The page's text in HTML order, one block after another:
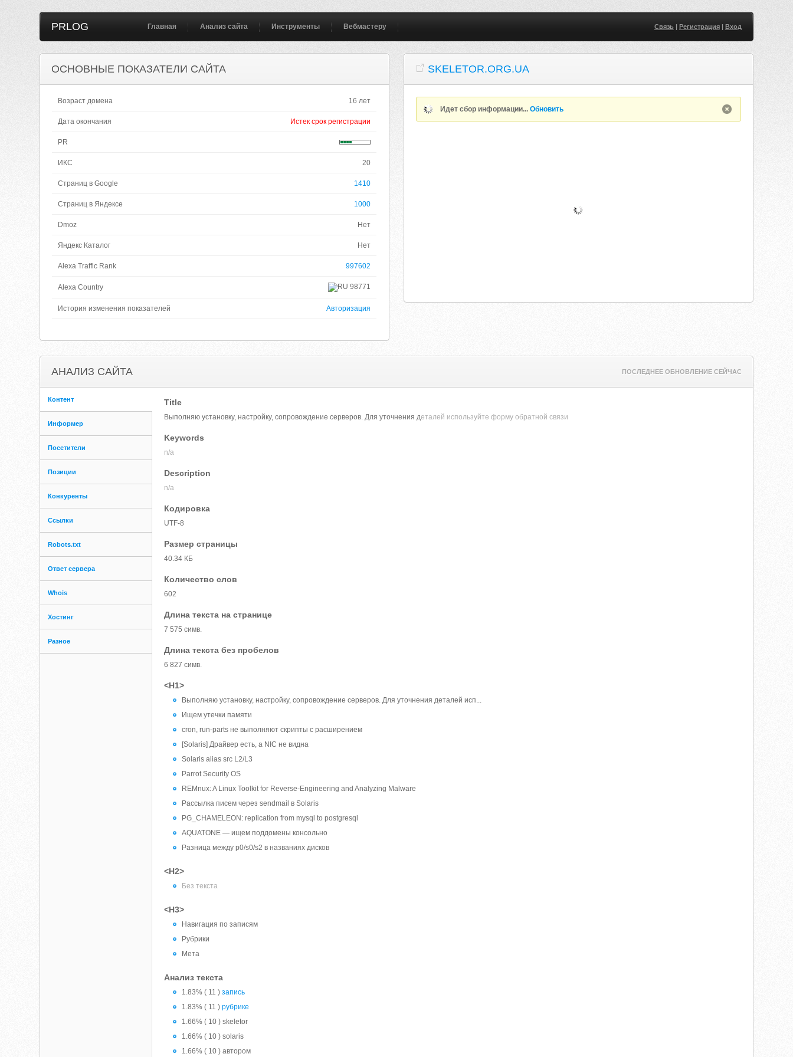
PRLOG Главная Анализ сайта Инструменты Вебмастеру Связь| Регистрация| Вход
ОСНОВНЫЕ ПОКАЗАТЕЛИ САЙТА
Возраст домена 16 лет
Дата окончания Истек срок регистрации
PR
ИКС 20
Страниц в Google 1410
Страниц в Яндексе 1000
Dmoz Нет
Яндекс Каталог Нет
Alexa Traffic Rank 997602
Alexa Country 98771
История изменения показателей Авторизация
SKELETOR.ORG.UA
Идет сбор информации...Обновить
АНАЛИЗ САЙТА ПОСЛЕДНЕЕ ОБНОВЛЕНИЕ СЕЙЧАС
Контент
Информер
Посетители
Позиции
Конкуренты
Ссылки
Robots.txt
Ответ сервера
Whois
Хостинг
Разное
Title
Выполняю установку, настройку, сопровождение серверов. Для уточнения деталей используйте форму обратной связи
Keywords
n/a
Description
n/a
Кодировка
UTF-8
Размер страницы
40.34 КБ
Количество слов
602
Длина текста на странице
7 575 симв.
Длина текста без пробелов
6 827 симв.
<H1>
Выполняю установку, настройку, сопровождение серверов. Для уточнения деталей исп...
Ищем утечки памяти
cron, run-parts не выполняют скрипты с расширением
[Solaris] Драйвер есть, а NIC не видна
Solaris alias src L2/L3
Parrot Security OS
REMnux: A Linux Toolkit for Reverse-Engineering and Analyzing Malware
Рассылка писем через sendmail в Solaris
PG_CHAMELEON: replication from mysql to postgresql
AQUATONE — ищем поддомены консольно
Разница между p0/s0/s2 в названиях дисков
<H2>
Без текста
<H3>
Навигация по записям
Рубрики
Мета
Анализ текста
1.83% ( 11 )запись
1.83% ( 11 )рубрике
1.66% ( 10 ) skeletor
1.66% ( 10 ) solaris
1.66% ( 10 ) автором